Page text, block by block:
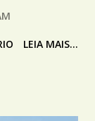
LEIA MAIS...